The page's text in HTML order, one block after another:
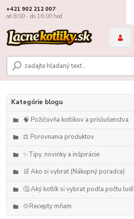
+421 902 212 007
od 8:00 - do 16:00 hod
Kategórie blogu
🧠 Požičovňa kotlíkov a príslušenstva
⚖️ Porovnania produktov
✨Tipy, novinky a inšpirácie
🛒 Ako si vybrať (Nákupný poradca)
🤔 Aký kotlík si vybrať podľa počtu ľudí
🍲Recepty mňam